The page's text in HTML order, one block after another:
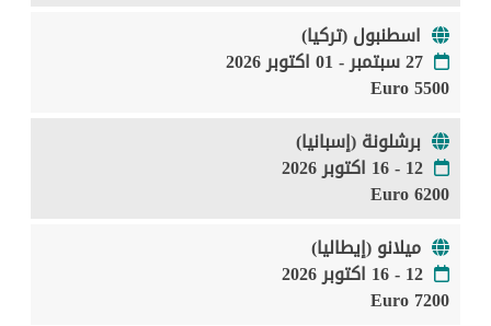
اسطنبول (تركيا)
27 سبتمبر - 01 اكتوبر 2026
5500 Euro
برشلونة (إسبانيا)
12 - 16 اكتوبر 2026
6200 Euro
ميلانو (إيطاليا)
12 - 16 اكتوبر 2026
7200 Euro